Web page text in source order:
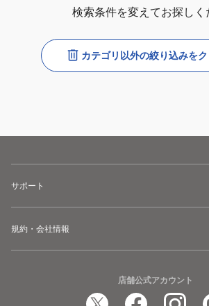
検索条件を変えてお探しく
カテゴリ以外の絞り込みを
サポート
規約・会社情報
店舗公式アカウント